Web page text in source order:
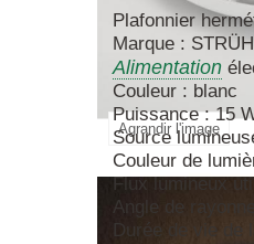
Agrandir l'image
Plafonnier
Marque :
Alimentation
Couleur : blanc
Puissance : 15
Source
Couleur de
Flux lumineux
Angle de
Durée de vie de